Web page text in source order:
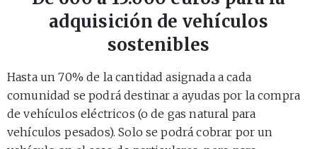
adquisición de vehículos
sostenibles
Hasta un 70% de la cantidad asignada a cada
comunidad se podrá destinar a ayudas por la compra
de vehículos eléctricos (o de gas natural para
vehículos pesados). Solo se podrá cobrar por un